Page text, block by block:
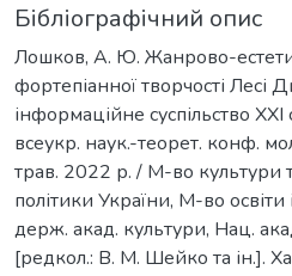
Бібліографічний опис
Лошков, А. Ю. Жанрово-
фортепіанної творчості Лесі
інформаційне суспільство ХХІ
всеукр. наук.-теорет. конф.
трав. 2022 р. / М-во культури
політики України, М-во освіти
держ. акад. культури, Нац.
[редкол.: В. М. Шейко та ін.].